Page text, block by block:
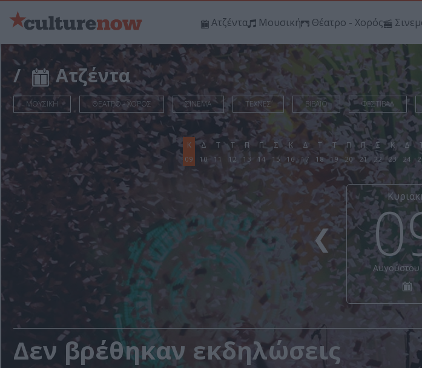
Ατζέντα Μουσική Θέατρο - Χορός
/ Ατζέντα
ΜΟΥΣΙΚΗ ΘΕΑΤΡΟ - ΧΟΡΟΣ ΣΙΝΕΜΑ ΤΕΧΝΕΣ ΒΙΒΛΙΟ ΦΕΣΤΙΒΑΛ
Κ
09
Δ
10
Τ
11
Τ
12
Π
13
Π
14
Σ
15
Κ
16
Δ
17
Τ
18
Τ
19
Π
20
Π
21
Σ
22
Κ
23
Δ
24
❮
Αυγούστου
Δεν βρέθηκαν εκδηλώσεις